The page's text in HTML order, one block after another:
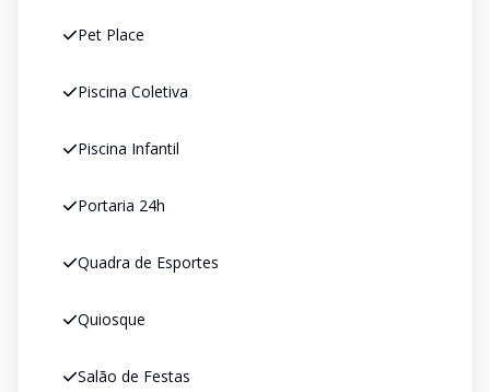
Pet Place
Piscina Coletiva
Piscina Infantil
Portaria 24h
Quadra de Esportes
Quiosque
Salão de Festas